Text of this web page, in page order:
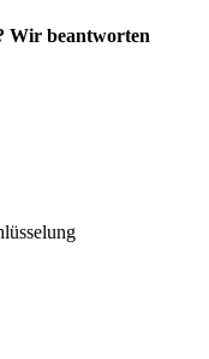
Wir beantworten